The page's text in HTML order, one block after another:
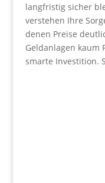
langfristig sicher
verstehen Ihre
denen Preise
Geldanlagen kaum
smarte Investition.